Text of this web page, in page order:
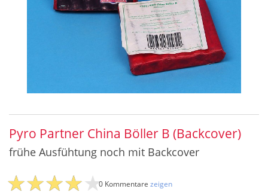
Pyro Partner China Böller B (Backcover)
frühe Ausfühtung noch mit Backcover
0 Kommentare zeigen